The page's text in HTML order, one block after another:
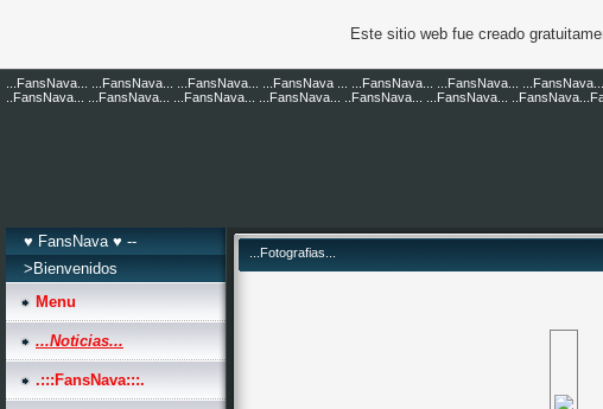
...FansNava... ...FansNava... ...FansNava... ...FansNava ... ...FansNava... ...FansNava...
..FansNava... ...FansNava... ...FansNava... ...FansNava... ..FansNava... ...FansNava...
♥ FansNava ♥ --
>Bienvenidos
Menu
...Noticias...
.:::FansNava:::.
...Fotografias...
Este sitio web fue creado